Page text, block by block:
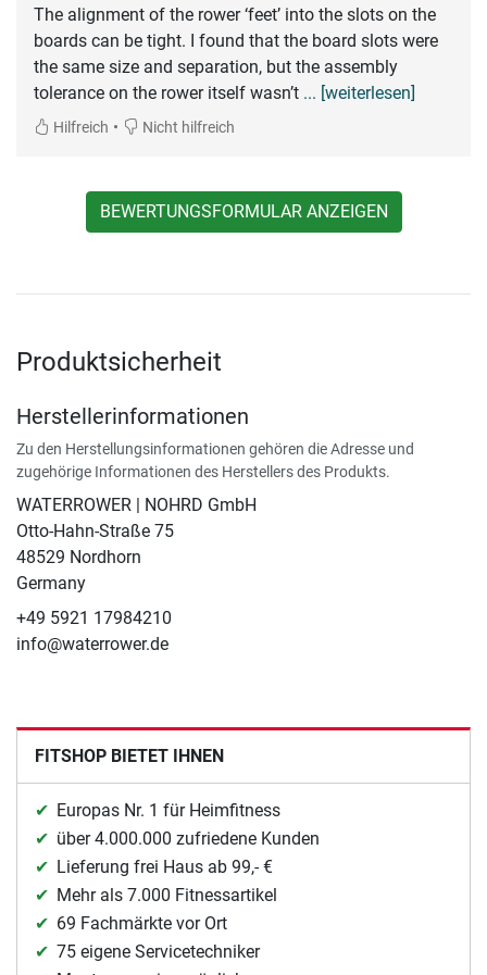
The alignment of the rower ‘feet’ into the slots on the
boards can be tight. I found that the board slots were
the same size and separation, but the assembly
tolerance on the rower itself wasn’t ... [weiterlesen]
Hilfreich • Nicht hilfreich
BEWERTUNGSFORMULAR ANZEIGEN
Produktsicherheit
Herstellerinformationen
Zu den Herstellungsinformationen gehören die Adresse und
zugehörige Informationen des Herstellers des Produkts.
WATERROWER | NOHRD GmbH
Otto-Hahn-Straße 75
48529 Nordhorn
Germany
+49 5921 17984210
info@waterrower.de
FITSHOP BIETET IHNEN
Europas Nr. 1 für Heimfitness
über 4.000.000 zufriedene Kunden
Lieferung frei Haus ab 99,- €
Mehr als 7.000 Fitnessartikel
69 Fachmärkte vor Ort
75 eigene Servicetechniker